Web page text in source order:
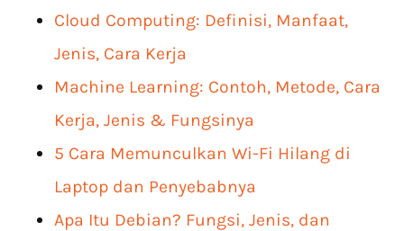
Cloud Computing: Definisi, Manfaat,
Jenis, Cara Kerja
Machine Learning: Contoh, Metode, Cara
Kerja, Jenis & Fungsinya
5 Cara Memunculkan Wi-Fi Hilang di
Laptop dan Penyebabnya
Apa Itu Debian? Fungsi, Jenis, dan